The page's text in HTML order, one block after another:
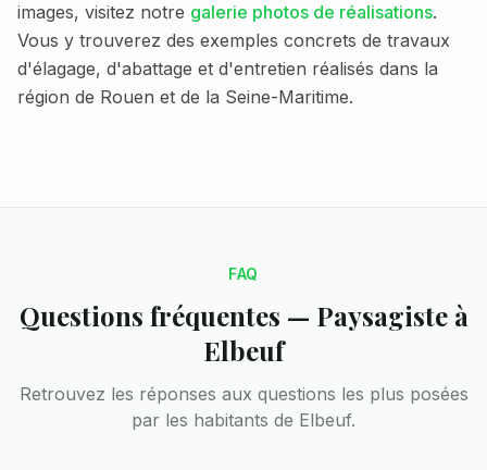
images, visitez notre galerie photos de réalisations.
Vous y trouverez des exemples concrets de travaux
d'élagage, d'abattage et d'entretien réalisés dans la
région de Rouen et de la Seine-Maritime.
FAQ
Questions fréquentes — Paysagiste à
Elbeuf
Retrouvez les réponses aux questions les plus posées
par les habitants de Elbeuf.